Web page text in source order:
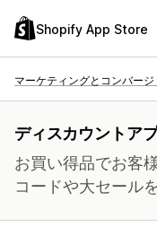
Shopify App Store
マーケティングとコンバージ
ディスカウントア
お買い得品でお客
コードや大セール